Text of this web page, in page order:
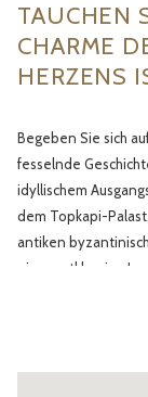
TAUCHEN
CHARME
HERZENS
Begeben Sie sich
fesselnde
idyllischem
dem Topkapi-
antiken
eine erstklassige
Sie nur wenige